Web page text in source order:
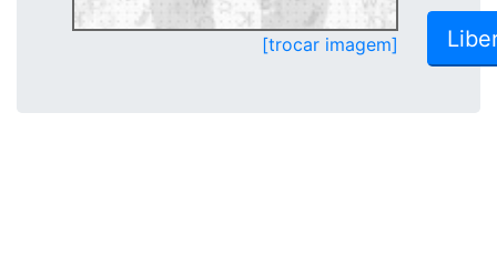
[trocar imagem]